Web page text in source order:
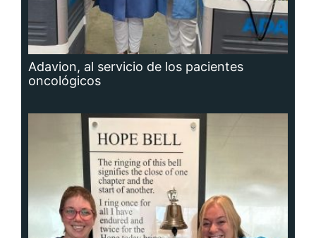
Adavion, al servicio de los pacientes
oncológicos